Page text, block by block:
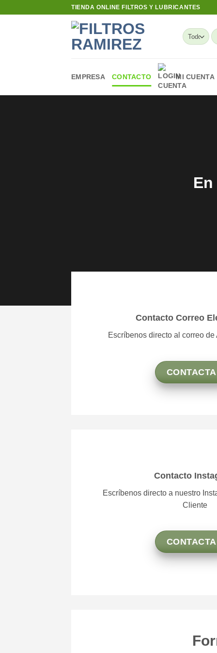
TIENDA ONLINE FILTROS Y LUBRICANTES
EMPRESA CONTACTO MI CUENTA
Contacto Correo
Escríbenos directo al correo
Contacto
Escríbenos directo a nuestro
Cliente